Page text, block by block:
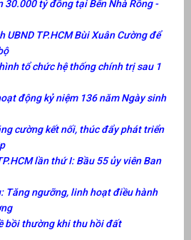
30.000 tỷ đồng tại Bến Nhà Rồng -
UBND TP.HCM Bùi Xuân Cường để
tổ chức hệ thống chính trị sau 1
động kỷ niệm 136 năm Ngày sinh
cường kết nối, thúc đẩy phát triển
lần thứ I: Bầu 55 ủy viên Ban
Tăng ngưỡng, linh hoạt điều hành
bồi thường khi thu hồi đất